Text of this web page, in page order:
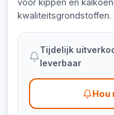
voor kippen en
kwaliteitsgrondstoffen.
Tijdelijk
leverbaar
Hou